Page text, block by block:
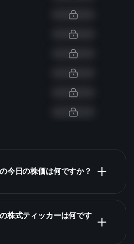
日の株価は何ですか？
式ティッカーは何です